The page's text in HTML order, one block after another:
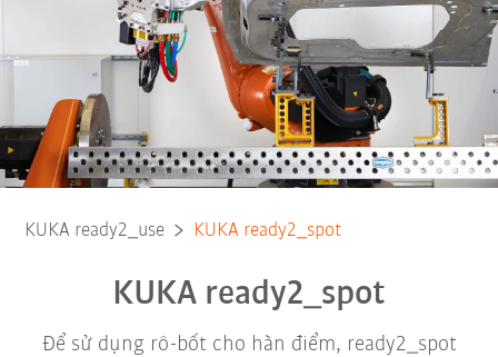
KUKA ready2_use KUKA ready2_spot
KUKA ready2_spot
Để sử dụng rô-bốt cho hàn điểm, ready2_spot